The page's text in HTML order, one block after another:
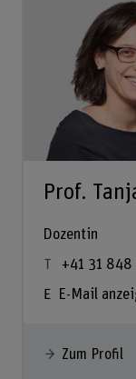
Prof.
Dozentin
+41 31 848
E-Mail
Zum Profil